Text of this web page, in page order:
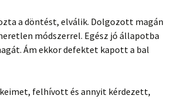
a döntést, elválik. Dolgozott magán
módszerrel. Egész jó állapotba
Ám ekkor defektet kapott a bal
felhívott és annyit kérdezett,